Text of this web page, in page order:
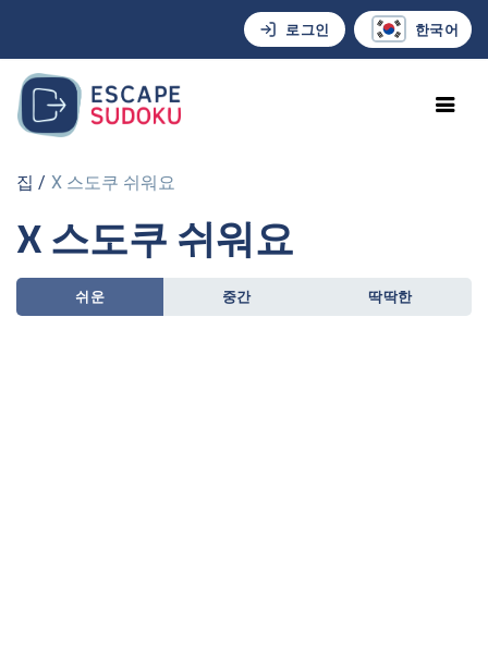
로그인 한국어
집 X 스도쿠 쉬워요
X 스도쿠 쉬워요
쉬운 중간 딱딱한